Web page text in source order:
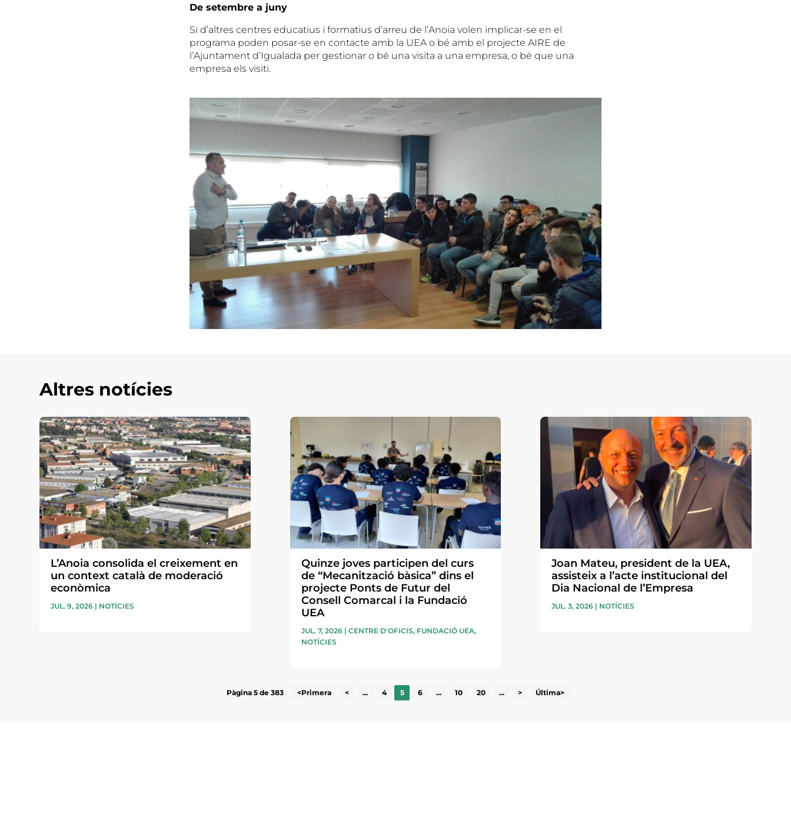
De setembre a juny
Si d’altres centres educatius i formatius d’arreu de l’Anoia volen implicar-se en el
programa poden posar-se en contacte amb la UEA o bé amb el projecte AIRE de
l’Ajuntament d’Igualada per gestionar o bé una visita a una empresa, o bé que una
empresa els visiti.
Altres notícies
L’Anoia consolida el creixement en
un context català de moderació
econòmica
JUL. 9, 2026 | NOTÍCIES
Quinze joves participen del curs
de “Mecanització bàsica” dins el
projecte Ponts de Futur del
Consell Comarcal i la Fundació
UEA
JUL. 7, 2026| CENTRE D'OFICIS, FUNDACIÓ UEA,
NOTÍCIES
Joan Mateu, president de la UEA,
assisteix a l’acte institucional del
Dia Nacional de l’Empresa
JUL. 3, 2026| NOTÍCIES
Pàgina 5 de 383 <Primera < ... 4 5 6 ... 10 20 ... > Última>